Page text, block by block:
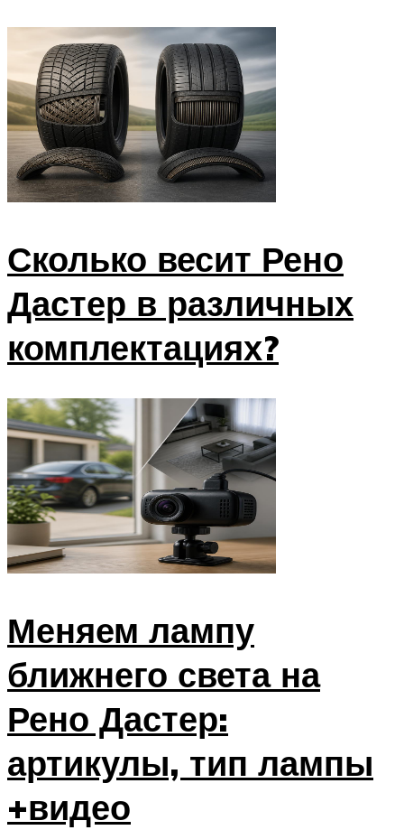
Сколько весит Рено
Дастер в различных
комплектациях?
Меняем лампу
ближнего света на
Рено Дастер:
артикулы, тип лампы
+видео